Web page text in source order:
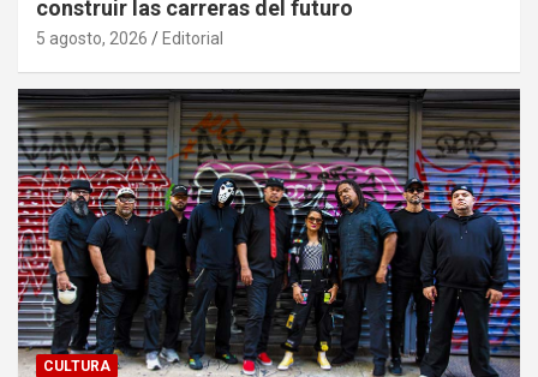
construir las carreras del futuro
5 agosto, 2026 Editorial
CULTURA